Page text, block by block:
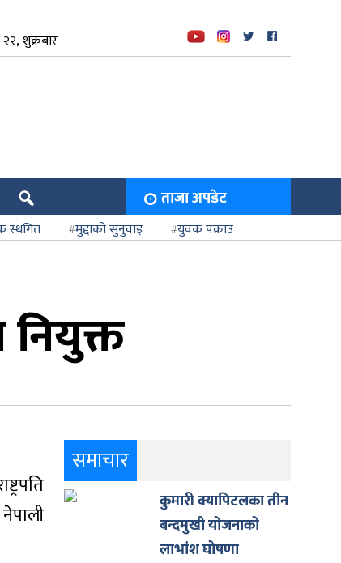
शुक्रबार
ताजा अपडेट
स्थगित मुद्दाको सुनुवाइ
युवक पक्राउ
नियुक्त
समाचार
कुमारी क्यापिटलका तीन
बन्दमुखी योजनाको
लाभांश घोषणा